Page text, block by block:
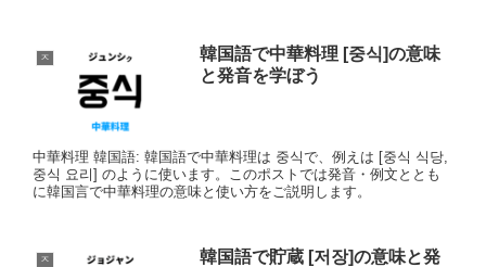
ㅈ
韓国語で中華料理 [중식]の意味
と発音を学ぼう
中華料理 韓国語: 韓国語で中華料理は 중식で、例えは [중식 식당,
중식 요리] のように使います。このポストでは発音・例文ととも
に韓国言で中華料理の意味と使い方をご説明します。
ㅈ
韓国語で貯蔵 [저장]の意味と発